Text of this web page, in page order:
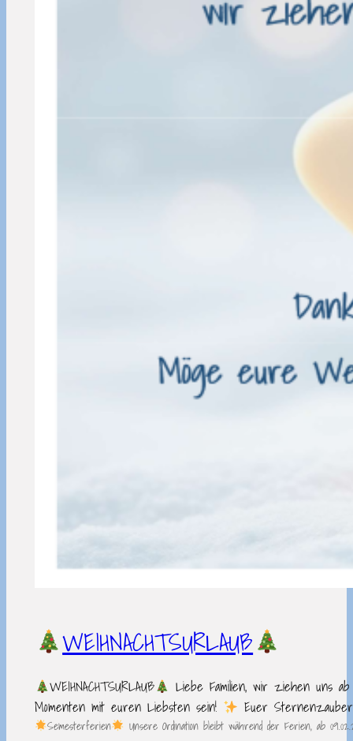
WEIHNACHTSURLAUB
WEIHNACHTSURLAUB
Liebe Familien, wir ziehen uns
Momenten mit euren Liebsten sein!
Euer
Semesterferien Unsere Ordination bleibt während der Ferien, ab